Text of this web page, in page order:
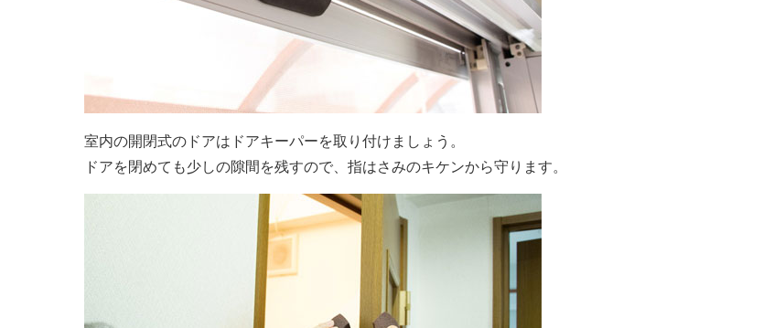
室内の開閉式のドアはドアキーパーを取り付けましょう。
ドアを閉めても少しの隙間を残すので、指はさみのキケンから守ります。